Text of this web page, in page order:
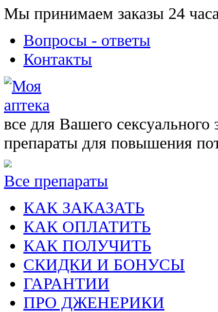
Мы принимаем заказы 24
Вопросы - ответы
Контакты
все для Вашего сексуального
препараты для повышения
Все препараты
КАК ЗАКАЗАТЬ
КАК ОПЛАТИТЬ
КАК ПОЛУЧИТЬ
СКИДКИ И БОНУСЫ
ГАРАНТИИ
ПРО ДЖЕНЕРИКИ